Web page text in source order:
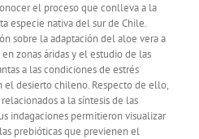
el proceso que conlleva a la
especie nativa del sur de Chile.
sobre la adaptación del aloe vera a
zonas áridas y el estudio de las
a las condiciones de estrés
desierto chileno. Respecto de ello,
a la síntesis de las
indagaciones permitieron visualizar
prebióticas que previenen el